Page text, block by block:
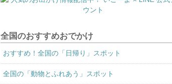
全国のおすすめおでかけ
おすすめ！全国の「日帰り」スポット
全国の「動物とふれあう」スポット